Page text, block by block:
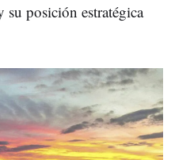
su posición estratégica